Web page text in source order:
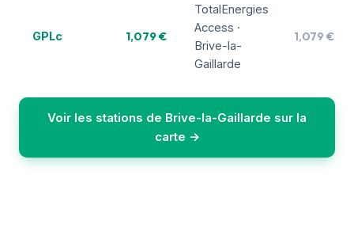
GPLc 1,079 €
TotalEnergies
Access ·
Brive-la-
Gaillarde
1,079 €
Voir les stations de Brive-la-Gaillarde sur la
carte →